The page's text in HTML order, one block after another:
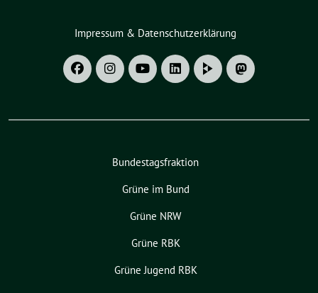
Impressum & Datenschutzerklärung
Bundestagsfraktion
Grüne im Bund
Grüne NRW
Grüne RBK
Grüne Jugend RBK